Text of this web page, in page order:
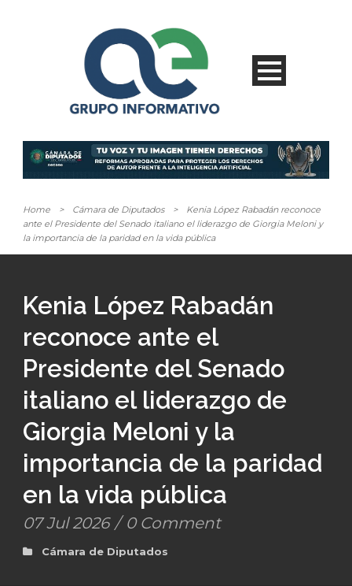
Home > Cámara de Diputados >
Kenia López Rabadán reconoce
ante el Presidente del Senado italiano el liderazgo de Giorgia Meloni y
la importancia de la paridad en la vida pública
Kenia López Rabadán
reconoce ante el
Presidente del Senado
italiano el liderazgo de
Giorgia Meloni y la
importancia de la paridad
en la vida pública
07 Jul 2026 / 0 Comment
Cámara de Diputados